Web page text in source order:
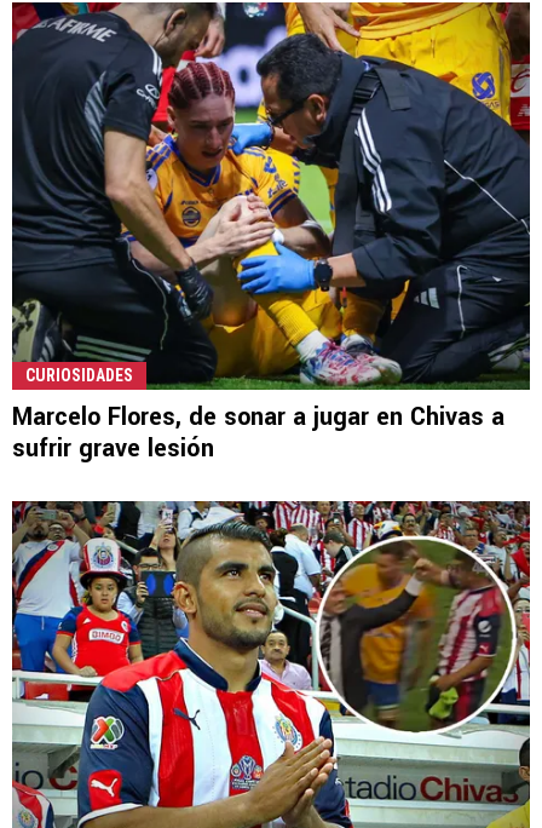
CURIOSIDADES
Marcelo Flores, de sonar a jugar en Chivas a
sufrir grave lesión